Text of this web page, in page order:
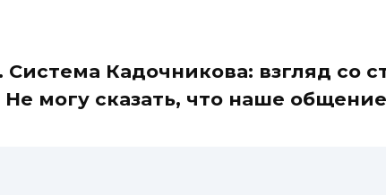
Кадочникова: взгляд со
могу сказать, что наше общение